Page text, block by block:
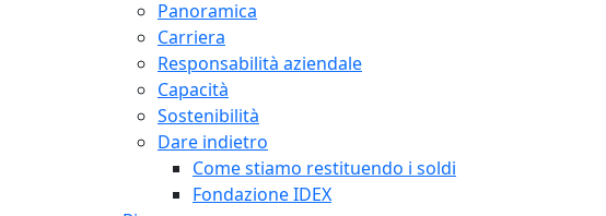
Panoramica
Carriera
Responsabilità aziendale
Capacità
Sostenibilità
Dare indietro
Come stiamo restituendo i soldi
Fondazione IDEX